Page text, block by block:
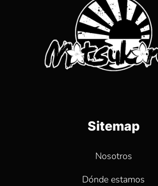
Sitemap
Nosotros
Dónde estamos